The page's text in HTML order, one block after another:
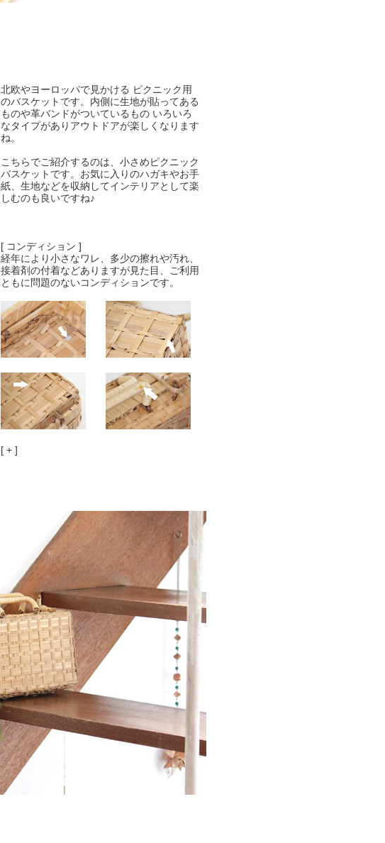
北欧やヨーロッパで見かける ピクニック用
のバスケットです。内側に生地が貼ってある
ものや革バンドがついているもの いろいろ
なタイプがありアウトドアが楽しくなります
ね。
こちらでご紹介するのは、小さめピクニック
バスケットです。お気に入りのハガキやお手
紙、生地などを収納してインテリアとして楽
しむのも良いですね♪
[ コンディション ]
経年により小さなワレ、多少の擦れや汚れ、
接着剤の付着などありますが見た目、ご利用
ともに問題のないコンディションです。
[ + ]